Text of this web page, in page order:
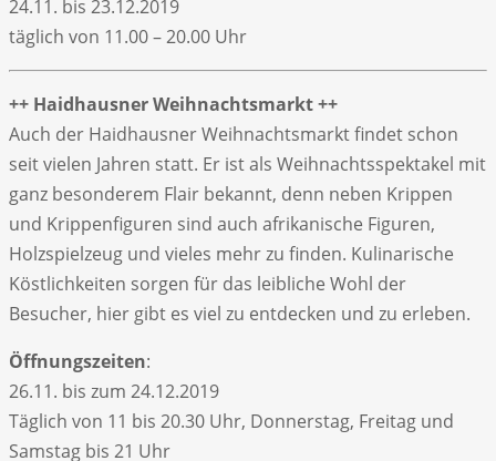
24.11. bis 23.12.2019
täglich von 11.00 – 20.00 Uhr
++ Haidhausner Weihnachtsmarkt ++
Auch der Haidhausner Weihnachtsmarkt findet schon
seit vielen Jahren statt. Er ist als Weihnachtsspektakel mit
ganz besonderem Flair bekannt, denn neben Krippen
und Krippenfiguren sind auch afrikanische Figuren,
Holzspielzeug und vieles mehr zu finden. Kulinarische
Köstlichkeiten sorgen für das leibliche Wohl der
Besucher, hier gibt es viel zu entdecken und zu erleben.
Öffnungszeiten:
26.11. bis zum 24.12.2019
Täglich von 11 bis 20.30 Uhr, Donnerstag, Freitag und
Samstag bis 21 Uhr